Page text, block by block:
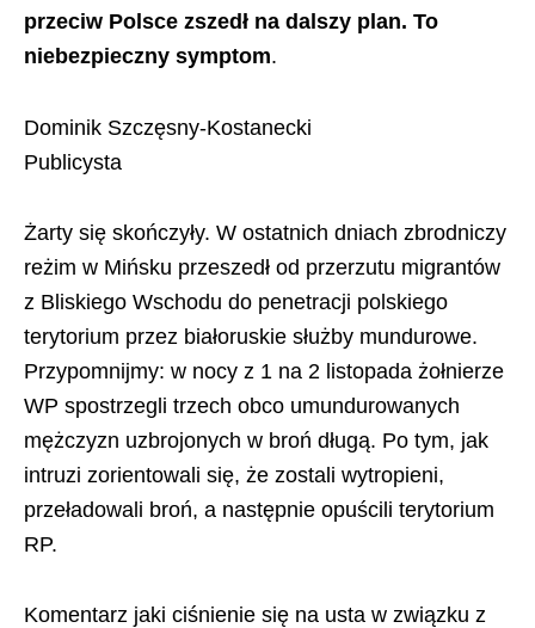
przeciw Polsce zszedł na dalszy plan. To
niebezpieczny symptom.
Dominik Szczęsny-Kostanecki
Publicysta
Żarty się skończyły. W ostatnich dniach zbrodniczy
reżim w Mińsku przeszedł od przerzutu migrantów
z Bliskiego Wschodu do penetracji polskiego
terytorium przez białoruskie służby mundurowe.
Przypomnijmy: w nocy z 1 na 2 listopada żołnierze
WP spostrzegli trzech obco umundurowanych
mężczyzn uzbrojonych w broń długą. Po tym, jak
intruzi zorientowali się, że zostali wytropieni,
przeładowali broń, a następnie opuścili terytorium
RP.
Komentarz jaki ciśnienie się na usta w związku z